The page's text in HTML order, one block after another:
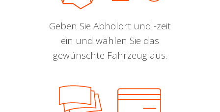
Geben Sie Abholort und -zeit
ein und wählen Sie das
gewünschte Fahrzeug aus.